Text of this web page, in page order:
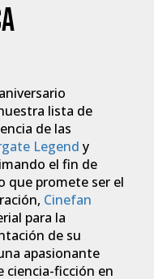
lista de
de las
Legend y
el fin de
que promete ser el
Cinefan
para la
de su
apasionante
ciencia-ficción en